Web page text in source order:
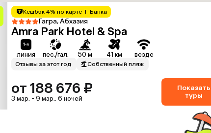
Кешбэк 4% по карте Т-Банка
Гагра, Абхазия
Amra Park Hotel & Spa
линия пес./гал. 50 м 41 км везде
Отзывы за этот год Собственный пляж
от 188 676 ₽
3 мар. - 9 мар., 6 ночей
Показать
туры